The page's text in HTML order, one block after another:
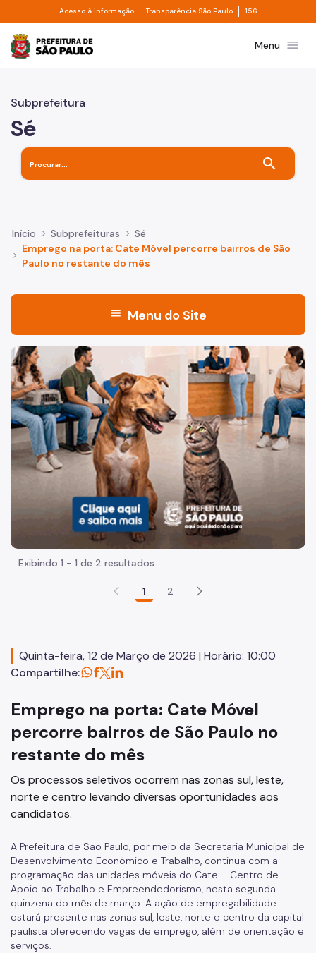
Pular para o Conteúdo principal
Acesso à informação Divisor de acesso à informação
Transparência São Paulo Divisor de
156
Prefeitura de São PauloMenu menu
Subprefeitura
Sé
search
Início Subprefeituras
Sé
Emprego na porta: Cate Móvel percorre bairros de São
Paulo no restante do mês
menu Menu do Site
Acesso à Informação
Participação Social
Quadro de serviços
Acesso à Proteção de Dados Pessoais
Organização
Agenda do Subprefeito
Dados
Equipamentos Públicos
Termo de Cooperação
Zeladoria Urbana
Espaço Imprensa
Imagem de um cachorro caramelo e uma gata rajada,
Exibindo 1 - 1 de 2 resultados.
1 2
Quinta-feira, 12 de Março de 2026 | Horário: 10:00
Compartilhe:
Emprego na porta: Cate Móvel
percorre bairros de São Paulo no
restante do mês
Os processos seletivos ocorrem nas zonas sul, leste,
norte e centro levando diversas oportunidades aos
candidatos.
A Prefeitura de São Paulo, por meio da Secretaria Municipal de
Desenvolvimento Econômico e Trabalho, continua com a
programação das unidades móveis do Cate – Centro de
Apoio ao Trabalho e Empreendedorismo, nesta segunda
quinzena do mês de março. A ação de empregabilidade
estará presente nas zonas sul, leste, norte e centro da capital
paulista oferecendo vagas de emprego, além de orientação e
serviços.